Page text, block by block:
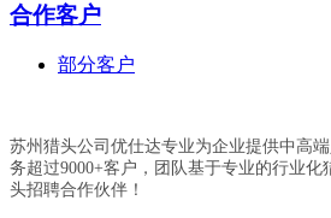
合作客户
部分客户
苏州猎头公司优仕达专业为企业提供中高
务超过9000+客户，团队基于专业的行业
头招聘合作伙伴！